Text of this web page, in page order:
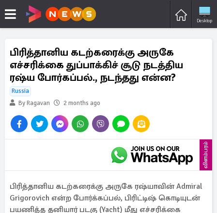
Desktop
பிரித்தானிய கடற்கரைக்கு அருகே
எச்சரிக்கை துப்பாக்கிச் சூடு நடத்திய
ரஷ்ய போர்கப்பல்., நடந்தது என்ன?
Russia
By Ragavan
2 months ago
விளம்பரம்
பிரித்தானிய கடற்கரைக்கு அருகே ரஷ்யாவின் Admiral
Grigorovich என்ற போர்க்கப்பல், பிரிட்டிஷ் கொடியுடன்
பயணித்த தனியார் படகு (Yacht) மீது எச்சரிக்கை